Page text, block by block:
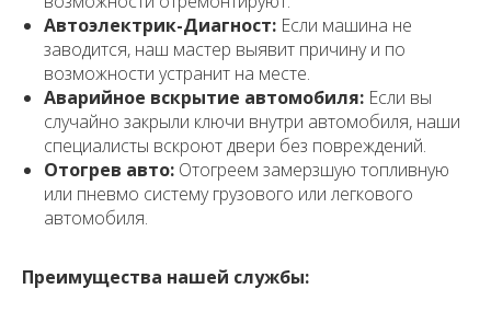
Автоэлектрик-Диагност: Если машина не
заводится, наш мастер выявит причину и по
возможности устранит на месте.
Аварийное вскрытие автомобиля: Если вы
случайно закрыли ключи внутри автомобиля, наши
специалисты вскроют двери без повреждений.
Отогрев авто: Отогреем замерзшую топливную
или пневмо систему грузового или легкового
автомобиля.
Преимущества нашей службы: